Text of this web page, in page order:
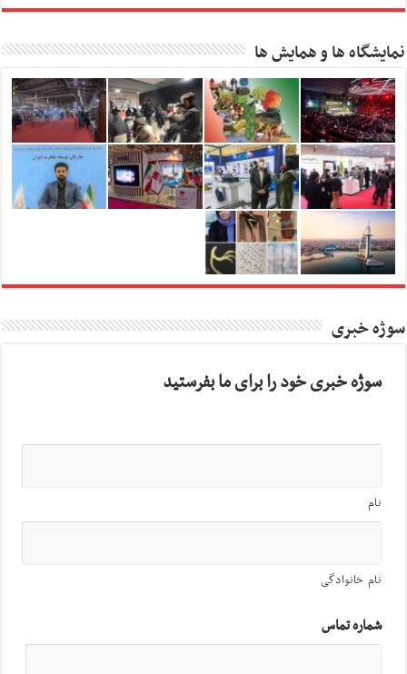
نمایشگاه ها و همایش ها
سوژه خبری
سوژه خبری خود را برای ما بفرستید
نام
نام خانوادگی
شماره تماس